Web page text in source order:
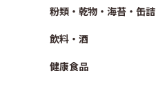
粉類・乾物・海苔・缶詰
飲料・酒
健康食品